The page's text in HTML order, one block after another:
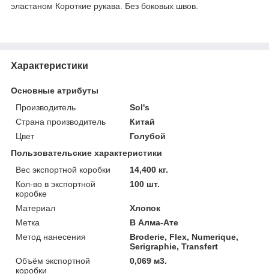
эластаном Короткие рукава. Без боковых швов.
Характеристики
Основные атрибуты
Производитель
Sol's
Страна производитель
Китай
Цвет
Голубой
Пользовательские характеристики
Вес экспортной коробки
14,400 кг.
Кол-во в экспортной
коробке
100 шт.
Материал
Хлопок
Метка
В Алма-Ате
Метод нанесения
Broderie, Flex, Numerique,
Serigraphie, Transfert
Объём экспортной
коробки
0,069 м3.